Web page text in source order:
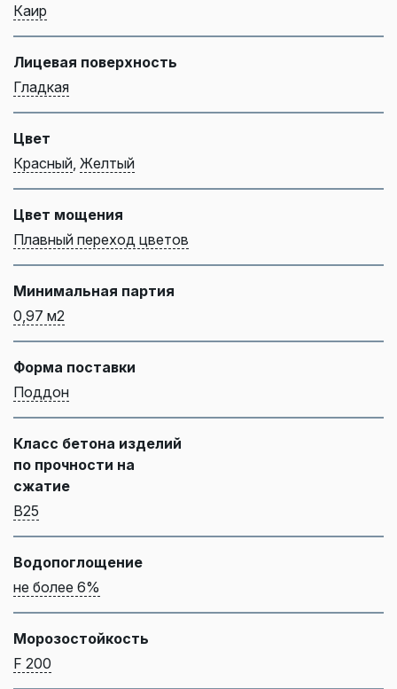
Каир
Лицевая поверхность
Гладкая
Цвет
Красный Желтый
Цвет мощения
Плавный переход цветов
Минимальная партия
0,97 м2
Форма поставки
Поддон
Класс бетона изделий
по прочности на
сжатие
B25
Водопоглощение
не более 6%
Морозостойкость
F 200